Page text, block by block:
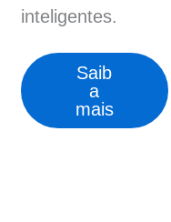
inteligentes.
Saib
a
mais